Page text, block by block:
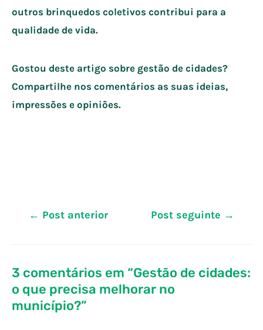
outros brinquedos coletivos contribui para a
qualidade de vida.
Gostou deste artigo sobre gestão de cidades?
Compartilhe nos comentários as suas ideias,
impressões e opiniões.
Navegação
← Post anterior Post seguinte →
3 comentários em “Gestão de cidades:
o que precisa melhorar no
município?”